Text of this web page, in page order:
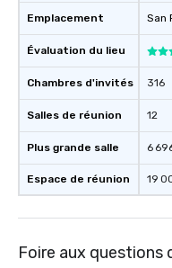
Emplacement
Évaluation du lieu
Chambres d'invités
Salles de réunion
Plus grande salle
Espace de réunion
San
316
12
6
19
Foire aux questions